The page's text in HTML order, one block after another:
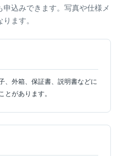
込みできます。写真や仕様メ
ます。
、外箱、保証書、説明書などに
とがあります。